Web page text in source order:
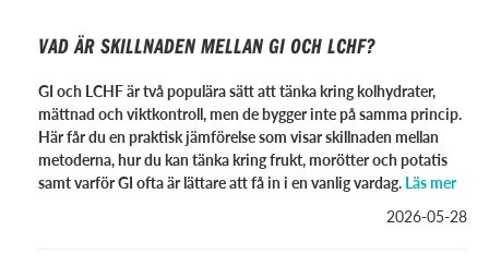
VAD ÄR SKILLNADEN MELLAN GI OCH LCHF?
GI och LCHF är två populära sätt att tänka kring kolhydrater,
mättnad och viktkontroll, men de bygger inte på samma princip.
Här får du en praktisk jämförelse som visar skillnaden mellan
metoderna, hur du kan tänka kring frukt, morötter och potatis
samt varför GI ofta är lättare att få in i en vanlig vardag. Läs mer
2026-05-28